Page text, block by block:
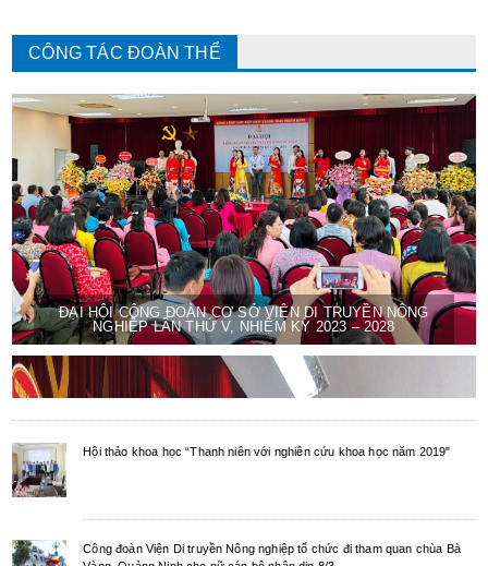
CÔNG TÁC ĐOÀN THỂ
ĐẠI HỘI CÔNG ĐOÀN CƠ SỞ VIỆN DI TRUYỀN NÔNG
NGHIỆP LẦN THỨ V, NHIỆM KỲ 2023 – 2028
Hội thảo khoa học “Thanh niên với nghiên cứu khoa học năm 2019"
Công đoàn Viện Di truyền Nông nghiệp tổ chức đi tham quan chùa Bà